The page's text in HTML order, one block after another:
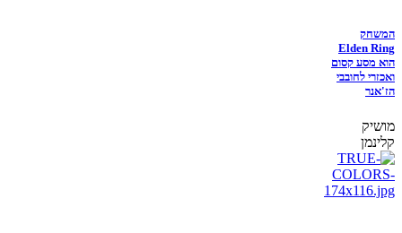
המשחק
Elden Ring
הוא מסע קסום
ואכזרי לחובבי
הז'אנר
מושיק
קלינמן